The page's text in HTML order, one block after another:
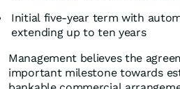
Initial five-year term with
extending up to ten years
Management believes the
important milestone towards